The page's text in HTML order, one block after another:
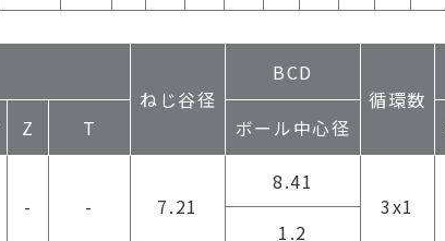
ねじ谷径
BCD
循環数
Z T ボール中心径
- - 7.21
8.41
3x1
1.2